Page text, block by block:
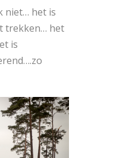
niet… het is
trekken… het
is